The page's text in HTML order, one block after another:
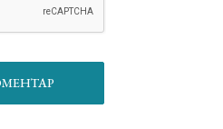
КОМЕНТАР